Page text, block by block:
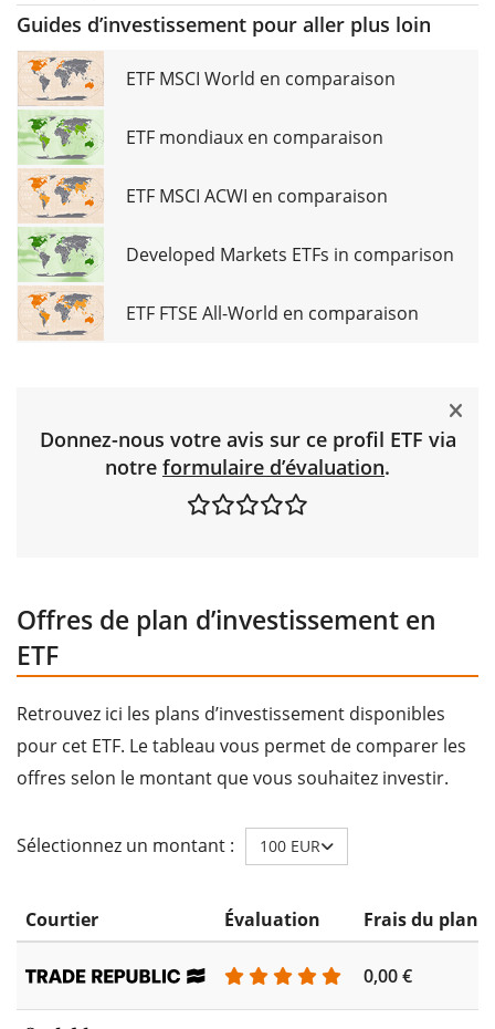
Guides d’investissement pour aller plus loin
ETF MSCI World en comparaison
ETF mondiaux en comparaison
ETF MSCI ACWI en comparaison
Developed Markets ETFs in comparison
ETF FTSE All-World en comparaison
Donnez-nous votre avis sur ce profil ETF via
notre formulaire d’évaluation.
Offres de plan d’investissement en
ETF
Retrouvez ici les plans d’investissement disponibles
pour cet ETF. Le tableau vous permet de comparer les
offres selon le montant que vous souhaitez investir.
Sélectionnez un montant : 100 EUR
Courtier Évaluation Frais du plan
0,00 €